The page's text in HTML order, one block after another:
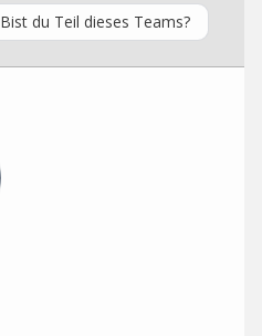
Bist du Teil dieses Teams?